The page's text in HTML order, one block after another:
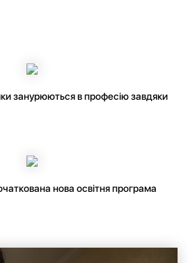
занурюються в професію завдяки
нова освітня програма